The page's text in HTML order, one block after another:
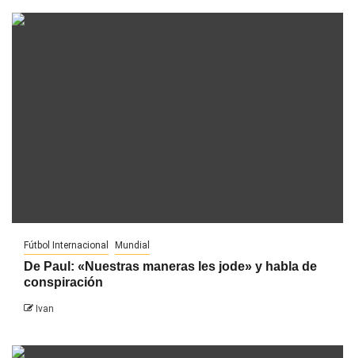
Fútbol Internacional Mundial
De Paul: «Nuestras maneras les jode» y habla de
conspiración
Ivan